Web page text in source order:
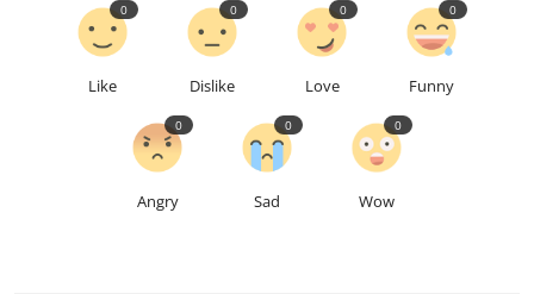
Like
0
Dislike
0
Love
0
Funny
0
Angry
0
Sad
0
Wow
0